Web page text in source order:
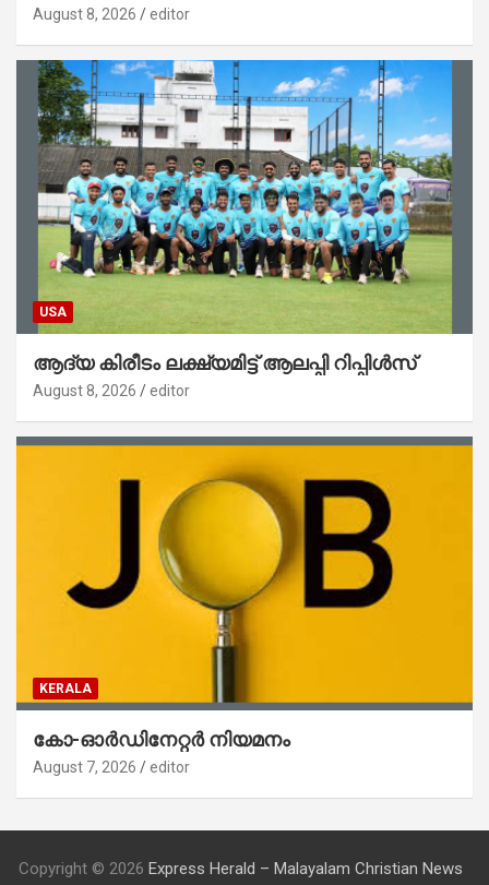
August 8, 2026 editor
USA
ആദ്യ കിരീടം ലക്ഷ്യമിട്ട് ആലപ്പി റിപ്പിൾസ്
August 8, 2026 editor
KERALA
കോ-ഓർഡിനേറ്റർ നിയമനം
August 7, 2026 editor
Copyright © 2026 Express Herald – Malayalam Christian News